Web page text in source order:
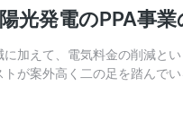
光発電のPPA事
加えて、電気料金の削減と
トが案外高く二の足を踏んで